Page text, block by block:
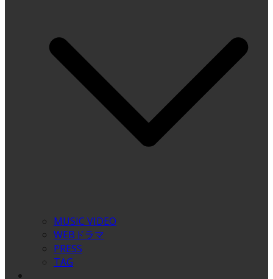
MUSIC VIDEO
WEBドラマ
PRESS
TAG